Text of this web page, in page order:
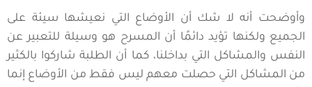
وأوضحت أنه لا شك أن الأوضاع التي نعيشها سيئة على
الجميع ولكنها تؤيد دائمًا أن المسرح هو وسيلة للتعبير عن
النفس والمشاكل التي بداخلنا، كما أن الطلبة شاركوا بالكثير
من المشاكل التي حصلت معهم ليس فقط من الأوضاع إنما